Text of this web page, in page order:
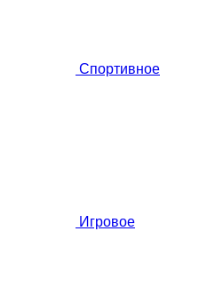
Спортивное
Игровое